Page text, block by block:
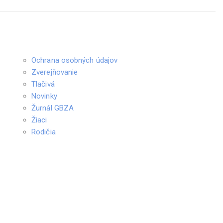
Ochrana osobných údajov
Zverejňovanie
Tlačivá
Novinky
Žurnál GBZA
Žiaci
Rodičia